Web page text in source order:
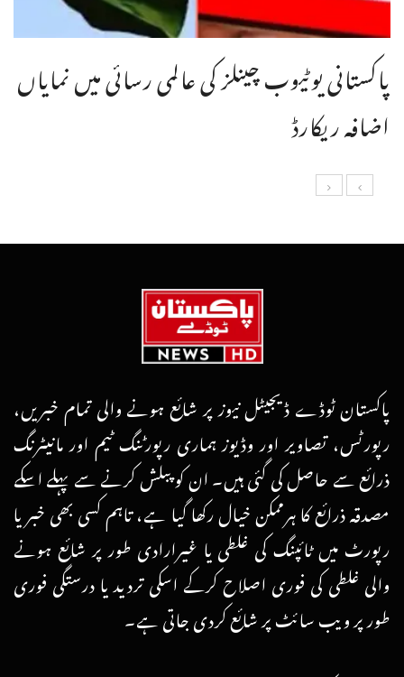
پاکستانی یوٹیوب چینلز کی عالمی رسائی میں نمایاں
اضافہ ریکارڈ
پاکستان ٹوڈے ڈیجیٹل نیوز پر شائع ہونے والی تمام خبریں،
رپورٹس، تصاویر اور وڈیوز ہماری رپورٹنگ ٹیم اور مانیٹرنگ
ذرائع سے حاصل کی گئی ہیں۔ ان کو پبلش کرنے سے پہلے اسکے
مصدقہ ذرائع کا ہرممکن خیال رکھا گیا ہے، تاہم کسی بھی خبر یا
رپورٹ میں ٹائپنگ کی غلطی یا غیرارادی طور پر شائع ہونے
والی غلطی کی فوری اصلاح کرکے اسکی تردید یا درستگی فوری
طور پر ویب سائٹ پر شائع کردی جاتی ہے۔